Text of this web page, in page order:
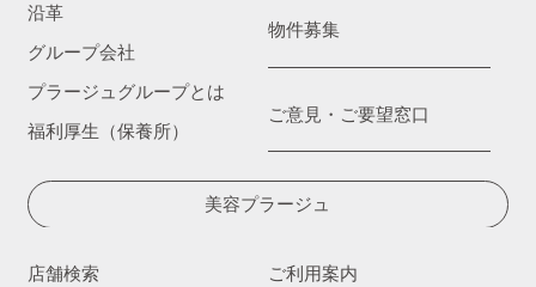
沿革
グループ会社
プラージュグループとは
福利厚生（保養所）
物件募集
ご意見・ご要望窓口
美容プラージュ
店舗検索 ご利用案内